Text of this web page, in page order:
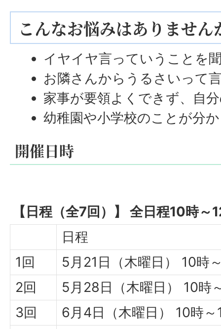
こんなお悩みはありません
イヤイヤ言っていうことを
お隣さんからうるさいって
家事が要領よくできず、自
幼稚園や小学校のことが分
開催日時
【日程（全7回）】 全日程10時～
日程
1回
5月21日（木曜日） 10時
2回
5月28日（木曜日） 10時
3回
6月4日（木曜日） 10時～